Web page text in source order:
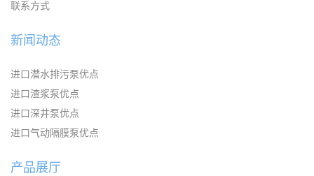
联系方式
新闻动态
进口潜水排污泵优点
进口渣浆泵优点
进口深井泵优点
进口气动隔膜泵优点
产品展厅